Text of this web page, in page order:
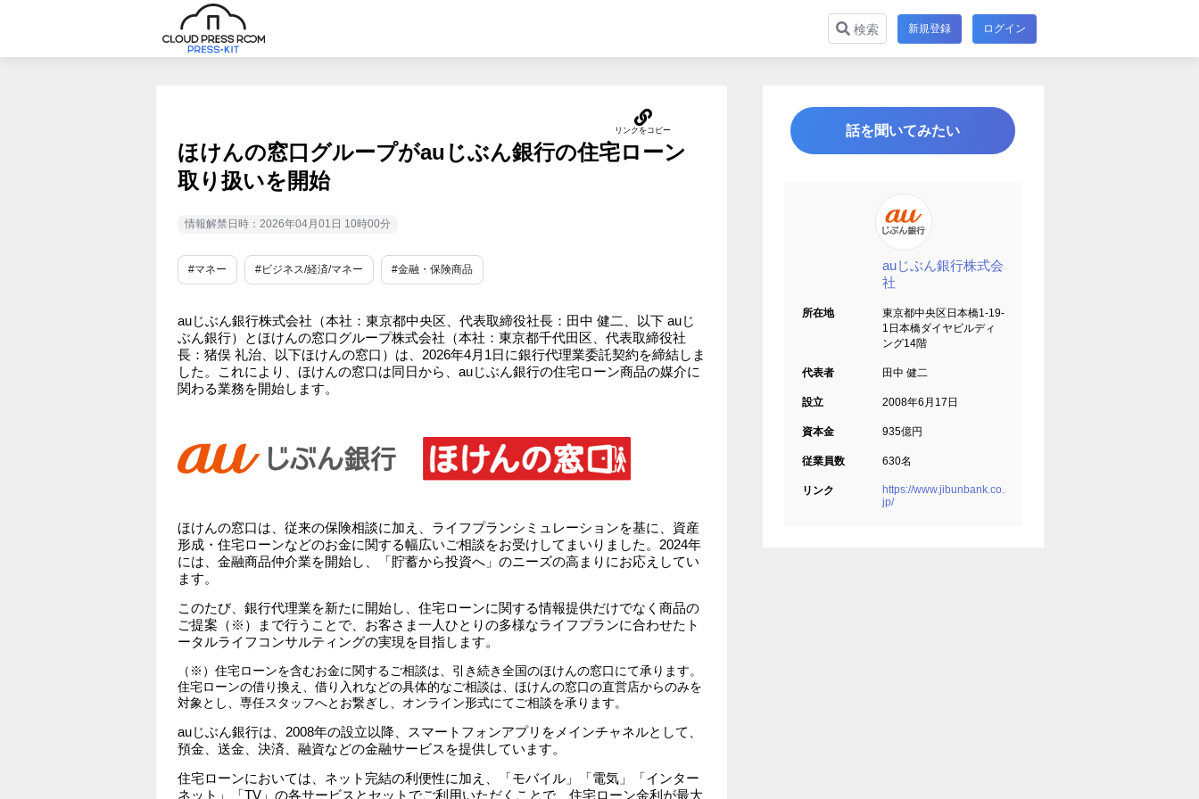
検索 新規登録 ログイン
ほけんの窓口グループがauじぶん銀行の住宅ローン
取り扱いを開始
情報解禁日時：2026年04月01日 10時00分
#マネー #ビジネス/経済/マネー #金融・保険商品
auじぶん銀行株式会社（本社：東京都中央区、代表取締役社長：田中 健二、以下 auじ
ぶん銀行）とほけんの窓口グループ株式会社（本社：東京都千代田区、代表取締役社
長：猪俣 礼治、以下ほけんの窓口）は、2026年4月1日に銀行代理業委託契約を締結しま
した。これにより、ほけんの窓口は同日から、auじぶん銀行の住宅ローン商品の媒介に
関わる業務を開始します。
ほけんの窓口は、従来の保険相談に加え、ライフプランシミュレーションを基に、資産
形成・住宅ローンなどのお金に関する幅広いご相談をお受けしてまいりました。2024年
には、金融商品仲介業を開始し、「貯蓄から投資へ」のニーズの高まりにお応えしてい
ます。
このたび、銀行代理業を新たに開始し、住宅ローンに関する情報提供だけでなく商品の
ご提案（※）まで行うことで、お客さま一人ひとりの多様なライフプランに合わせたト
ータルライフコンサルティングの実現を目指します。
（※）住宅ローンを含むお金に関するご相談は、引き続き全国のほけんの窓口にて承ります。
住宅ローンの借り換え、借り入れなどの具体的なご相談は、ほけんの窓口の直営店からのみを
対象とし、専任スタッフへとお繋ぎし、オンライン形式にてご相談を承ります。
auじぶん銀行は、2008年の設立以降、スマートフォンアプリをメインチャネルとして、
預金、送金、決済、融資などの金融サービスを提供しています。
住宅ローンにおいては、ネット完結の利便性に加え、「モバイル」「電気」「インター
ネット」「TV」の各サービスとセットでご利用いただくことで、住宅ローン金利が最大
話を聞いてみたい
auじぶん銀行株式会
社
所在地
東京都中央区日本橋1-19-
1日本橋ダイヤビルディ
ング14階
代表者 田中 健二
設立 2008年6月17日
資本金 935億円
従業員数 630名
リンク
https://www.jibunbank.co.
jp/